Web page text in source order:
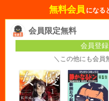
無料会員 になる
会員限定無料
会員登
＼この他にも会員